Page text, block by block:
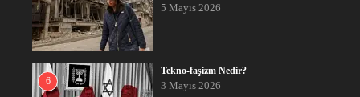
5 Mayıs 2026
6
Tekno-faşizm Nedir?
3 Mayıs 2026